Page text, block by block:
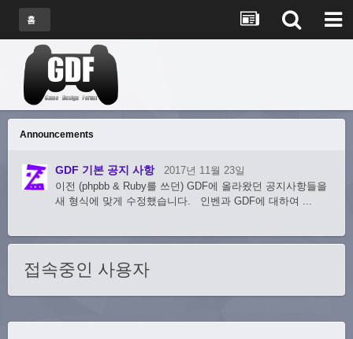
홈
Announcements
GDF 기본 공지 사항
2017년 11월 23일
이전 (phpbb & Ruby를 쓰던) GDF에 올라왔던 공지사항들을
새 형식에 맞게 수정했습니다. 인벤과 GDF에 대하여 ...
접속중인 사용자